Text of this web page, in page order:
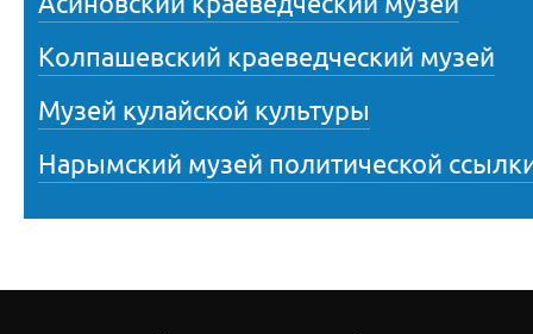
Колпашевский краеведческий музей
Музей кулайской культуры
Нарымский музей политической